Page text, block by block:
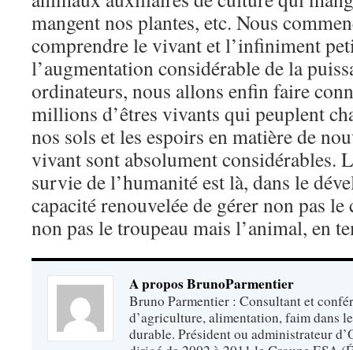
mangent nos plantes, etc. Nous
comprendre le vivant et l’infiniment
l’augmentation considérable de la
ordinateurs, nous allons enfin faire
millions d’êtres vivants qui peuplent
nos sols et les espoirs en matière de
vivant sont absolument considérables.
survie de l’humanité est là, dans le
capacité renouvelée de gérer non pas
non pas le troupeau mais l’animal, en
A propos BrunoParmentier
Bruno Parmentier : Consultant et
d’agriculture, alimentation, faim dans
durable. Président ou administrateur